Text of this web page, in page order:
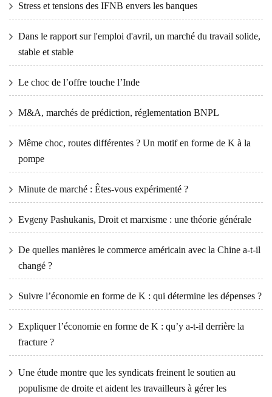
Stress et tensions des IFNB envers les banques
Dans le rapport sur l'emploi d'avril, un marché du travail solide,
stable et stable
Le choc de l’offre touche l’Inde
M&A, marchés de prédiction, réglementation BNPL
Même choc, routes différentes ? Un motif en forme de K à la
pompe
Minute de marché : Êtes-vous expérimenté ?
Evgeny Pashukanis, Droit et marxisme : une théorie générale
De quelles manières le commerce américain avec la Chine a-t-il
changé ?
Suivre l’économie en forme de K : qui détermine les dépenses ?
Expliquer l’économie en forme de K : qu’y a-t-il derrière la
fracture ?
Une étude montre que les syndicats freinent le soutien au
populisme de droite et aident les travailleurs à gérer les